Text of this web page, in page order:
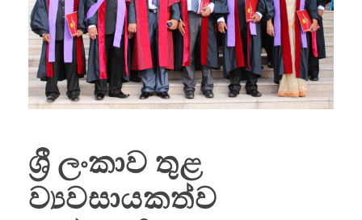
ශ්‍රී ලංකාව තුළ
ව්‍යවසායකත්ව